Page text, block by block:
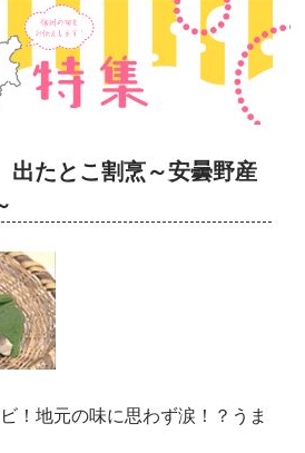
たとこ割烹～安曇野産
！地元の味に思わず涙！？うま